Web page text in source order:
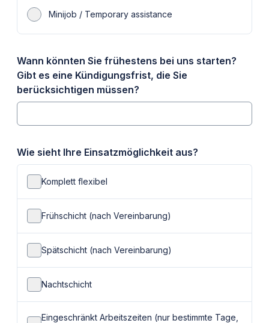
Minijob / Temporary assistance
Wann könnten Sie frühestens bei uns starten?
Gibt es eine Kündigungsfrist, die Sie
berücksichtigen müssen?
Wie sieht Ihre Einsatzmöglichkeit aus?
Komplett flexibel
Frühschicht (nach Vereinbarung)
Spätschicht (nach Vereinbarung)
Nachtschicht
Eingeschränkt Arbeitszeiten (nur bestimmte Tage,